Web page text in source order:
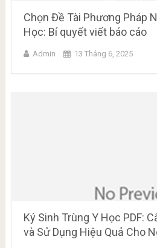
Chọn Đề Tài Phương Pháp
Học: Bí quyết viết báo cáo
Admin 13 Tháng 6, 2025
Ký Sinh Trùng Y Học PDF:
và Sử Dụng Hiệu Quả Cho